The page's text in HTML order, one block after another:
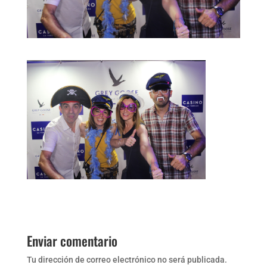
Enviar comentario
Tu dirección de correo electrónico no será publicada.